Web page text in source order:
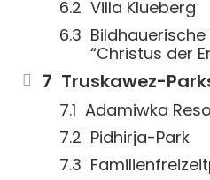
Villa Klueberg
“Christus der
Truskawez-
Adamiwka
Pidhirja-Park